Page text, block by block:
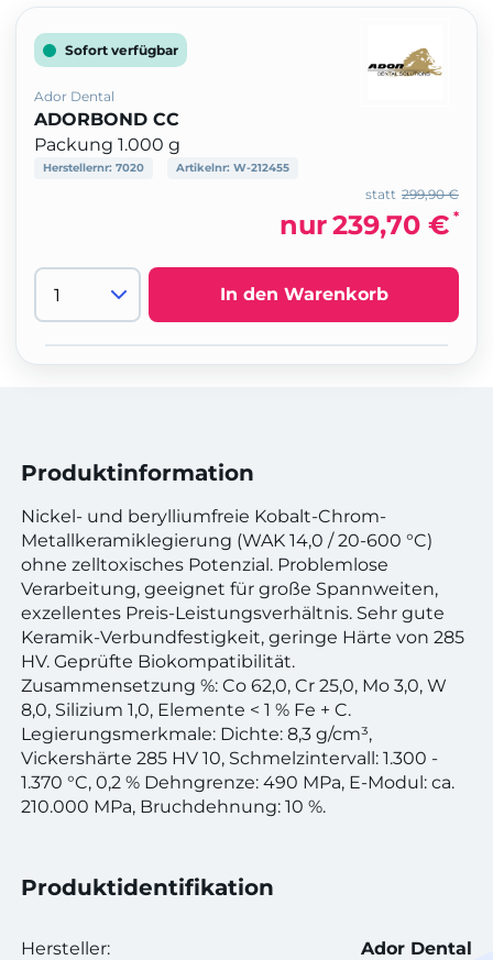
Sofort verfügbar
Ador Dental
ADORBOND CC
Packung 1.000 g
Herstellernr: 7020 Artikelnr: W-212455
299,90 €
statt
nur239,70 € *
In den Warenkorb
Produktinformation
Nickel- und berylliumfreie Kobalt-Chrom-
Metallkeramiklegierung (WAK 14,0 / 20-600 °C)
ohne zelltoxisches Potenzial. Problemlose
Verarbeitung, geeignet für große Spannweiten,
exzellentes Preis-Leistungsverhältnis. Sehr gute
Keramik-Verbundfestigkeit, geringe Härte von 285
HV. Geprüfte Biokompatibilität.
Zusammensetzung %: Co 62,0, Cr 25,0, Mo 3,0, W
8,0, Silizium 1,0, Elemente < 1 % Fe + C.
Legierungsmerkmale: Dichte: 8,3 g/cm³,
Vickershärte 285 HV 10, Schmelzintervall: 1.300 -
1.370 °C, 0,2 % Dehngrenze: 490 MPa, E-Modul: ca.
210.000 MPa, Bruchdehnung: 10 %.
Produktidentifikation
Hersteller: Ador Dental